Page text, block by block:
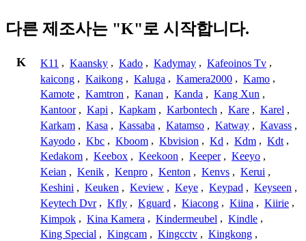
다른 제조사는 "K"로 시작합니다.
K K11 , Kaansky , Kado , Kadymay , Kafeoinos Tv ,
kaicong , Kaikong , Kaluga , Kamera2000 , Kamo ,
Kamote , Kamtron , Kanan , Kanda , Kang Xun ,
Kantoor , Kapi , Kapkam , Karbontech , Kare , Karel ,
Karkam , Kasa , Kassaba , Katamso , Katway , Kavass ,
Kayodo , Kbc , Kboom , Kbvision , Kd , Kdm , Kdt ,
Kedakom , Keebox , Keekoon , Keeper , Keeyo ,
Keian , Kenik , Kenpro , Kenton , Kenvs , Kerui ,
Keshini , Keuken , Keview , Keye , Keypad , Keyseen ,
Keytech Dvr , Kfly , Kguard , Kiacong , Kiina , Kiirie ,
Kimpok , Kina Kamera , Kindermeubel , Kindle ,
King Special , Kingcam , Kingcctv , Kingkong ,